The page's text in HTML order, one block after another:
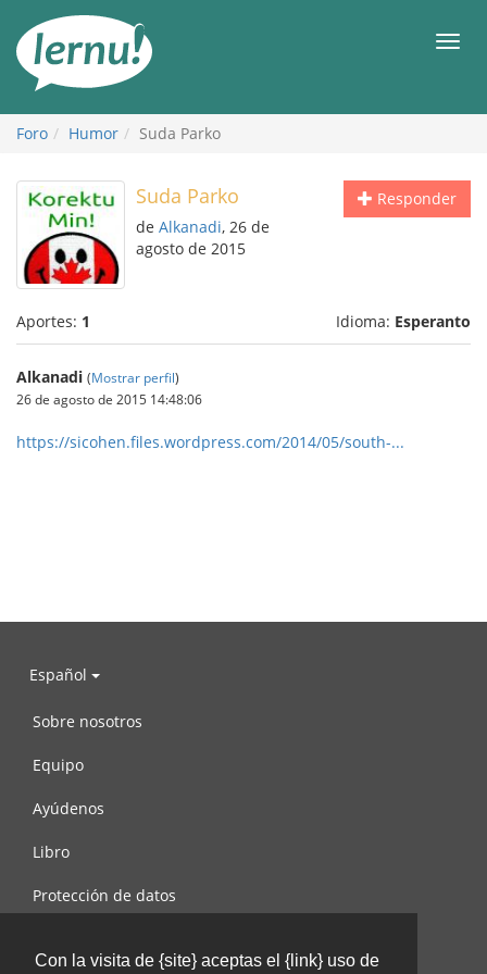
Con la visita de {site} aceptas el {link} uso de
Foro Humor Suda Parko
Responder
Suda Parko
de Alkanadi, 26 de
agosto de 2015
Aportes: 1 Idioma: Esperanto
Alkanadi (Mostrar perfil)
26 de agosto de 2015 14:48:06
https://sicohen.files.wordpress.com/2014/05/south-...
Español
Sobre nosotros
Equipo
Ayúdenos
Libro
Protección de datos